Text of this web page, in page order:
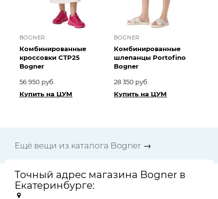
BOGNER
Комбинированные
кроссовки CTP25
Bogner
56 950 руб.
Купить на ЦУМ
BOGNER
Комбинированные
шлепанцы Portofino
Bogner
28 350 руб.
Купить на ЦУМ
Ещё вещи из каталога Bogner →
Точный адрес магазина Bogner в
Екатеринбурге: